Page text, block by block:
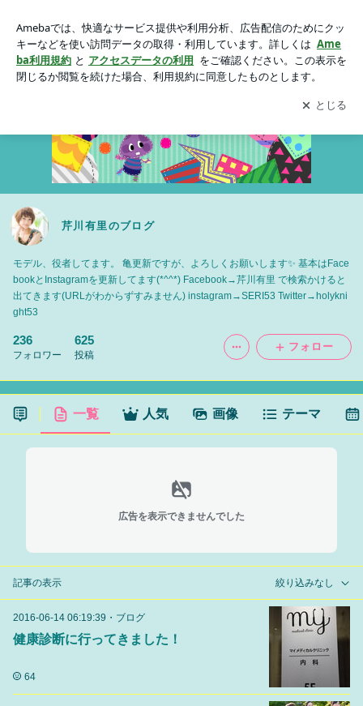
アプリをダウンロードして ブログの更新通知
を受け取りまし
ょう。
開く
芹川有里のブログ
モデル、役者してます。 亀更新ですが、よろしくお願いします✨ 基本はFace
bookとInstagramを更新してます(*^^*) Facebook→芹川有里 で検索かけると
出てきます(URLがわからずすみません) instagram→SERI53 Twitter→holykni
ght53
236
フォロワー
625
投稿
フォロー
一覧 人気 画像 テーマ
広告を表示できませんでした
記事の表示 絞り込みなし
2016-06-14 06:19:39 ・ ブログ
健康診断に行ってきました！
64